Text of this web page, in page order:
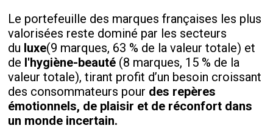
Le portefeuille des marques françaises les plus
valorisées reste dominé par les secteurs
du luxe(9 marques, 63 % de la valeur totale) et
de l'hygiène-beauté (8 marques, 15 % de la
valeur totale), tirant profit d’un besoin croissant
des consommateurs pour des repères
émotionnels, de plaisir et de réconfort dans
un monde incertain.